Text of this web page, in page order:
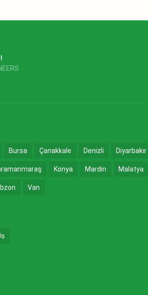
Bursa Çanakkale Denizli Diyarbakır
Konya Mardin Malatya
Van